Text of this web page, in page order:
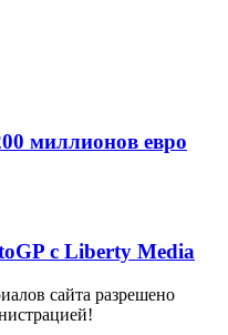
миллионов евро
с Liberty Media
сайта разрешено